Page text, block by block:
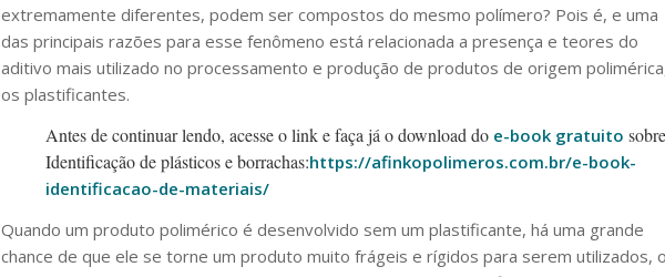
extremamente diferentes, podem ser compostos do mesmo polímero? Pois é, e uma
das principais razões para esse fenômeno está relacionada a presença e teores do
aditivo mais utilizado no processamento e produção de produtos de origem
os plastificantes.
Antes de continuar lendo, acesse o link e faça já o download do e-book gratuito sobre
Identificação de plásticos e borrachas:https://afinkopolimeros.com.br/e-book-
identificacao-de-materiais/
Quando um produto polimérico é desenvolvido sem um plastificante, há uma grande
chance de que ele se torne um produto muito frágeis e rígidos para serem utilizados,